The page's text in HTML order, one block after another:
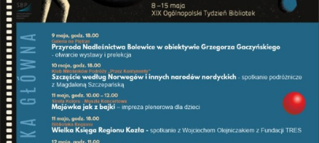
KONTAKT
MOJE KONTO